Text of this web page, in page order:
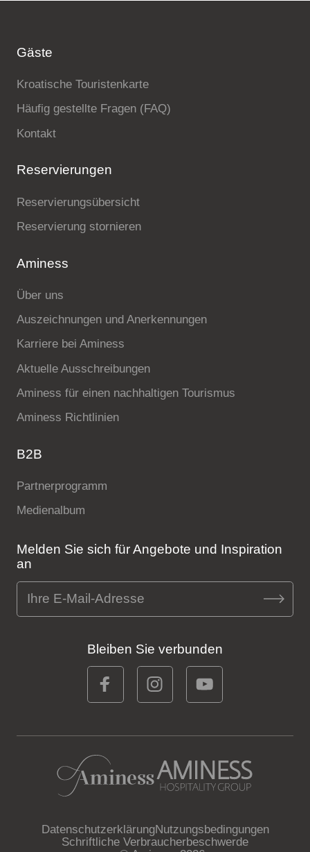
Gäste
Kroatische Touristenkarte
Häufig gestellte Fragen (FAQ)
Kontakt
Reservierungen
Reservierungsübersicht
Reservierung stornieren
Aminess
Über uns
Auszeichnungen und Anerkennungen
Karriere bei Aminess
Aktuelle Ausschreibungen
Aminess für einen nachhaltigen Tourismus
Aminess Richtlinien
B2B
Partnerprogramm
Medienalbum
Melden Sie sich für Angebote und Inspiration
an
Bleiben Sie verbunden
DatenschutzerklärungNutzungsbedingungen
Schriftliche Verbraucherbeschwerde